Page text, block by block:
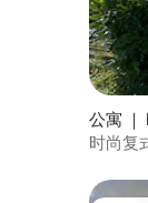
公寓
时尚复